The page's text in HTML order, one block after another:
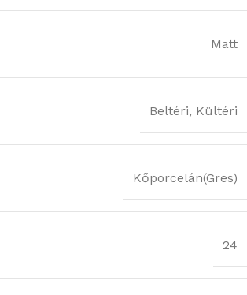
Matt
Beltéri, Kültéri
Kőporcelán(Gres)
24